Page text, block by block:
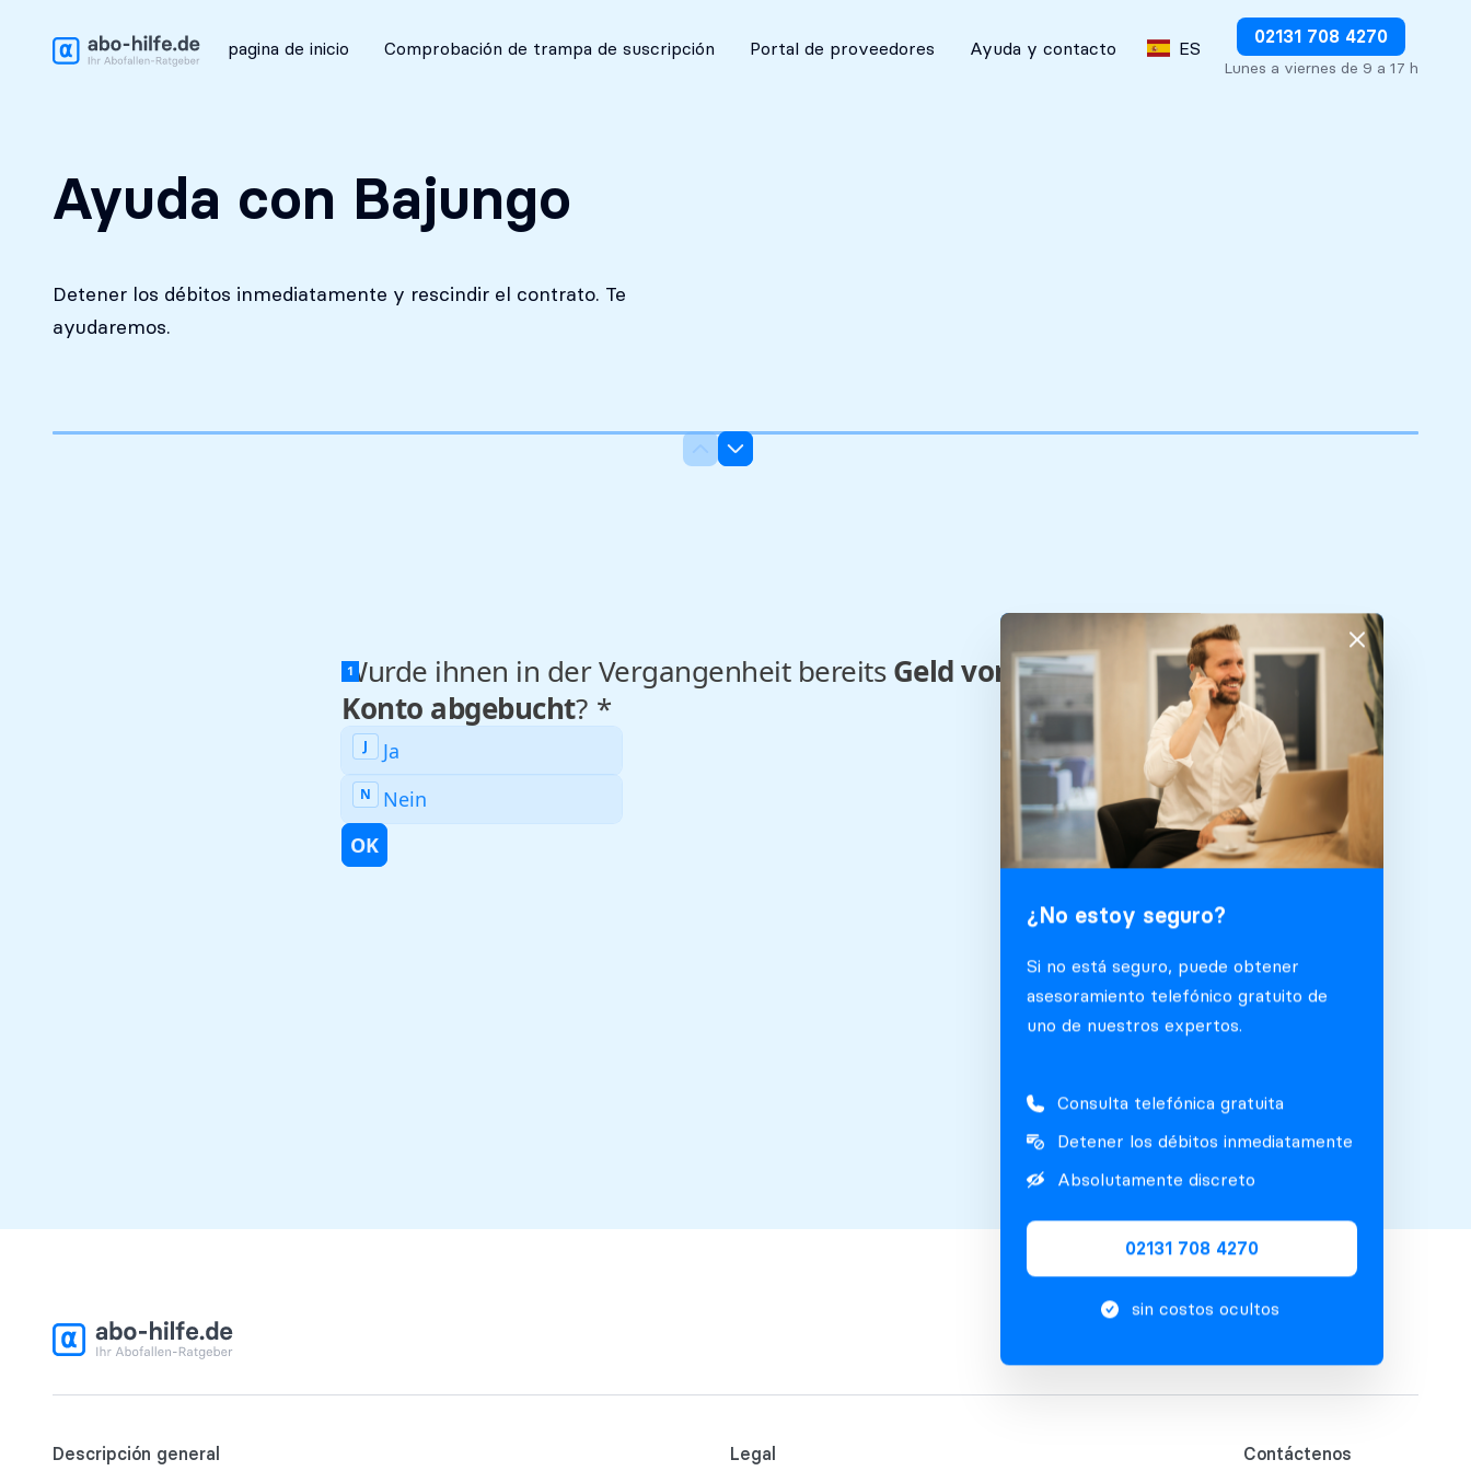
pagina de inicio Comprobación de trampa de suscripción Portal de proveedores Ayuda y contacto ES
02131 708 4270
Lunes a viernes de 9 a 17 h
Detener los débitos inmediatamente
Ayuda con Bajungo
Detener los débitos inmediatamente y rescindir el contrato. Te
ayudaremos.
¿No estoy seguro?
Si no está seguro, puede obtener
asesoramiento telefónico gratuito de
uno de nuestros expertos.
Consulta telefónica gratuita
Detener los débitos inmediatamente
Absolutamente discreto
02131 708 4270
sin costos ocultos
Descripción general Legal Contáctenos